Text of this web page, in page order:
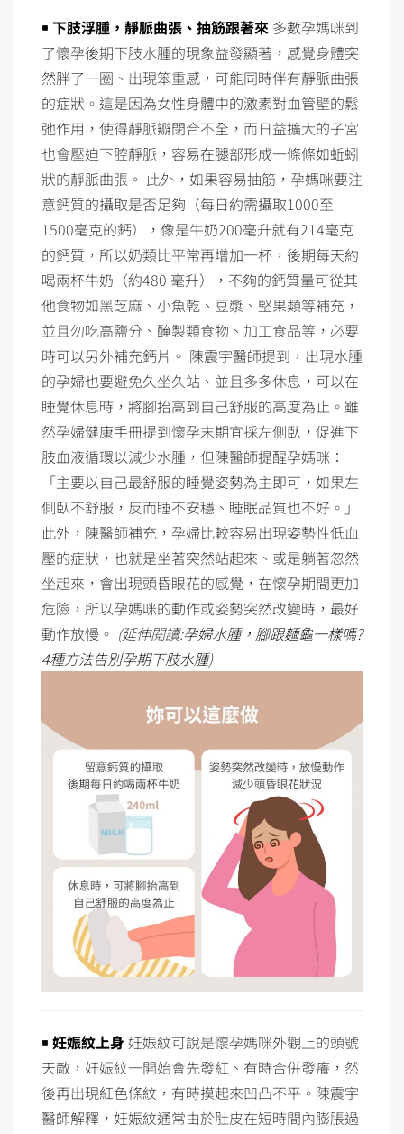
￭ 下肢浮腫，靜脈曲張、抽筋跟著來 多數孕媽咪到
了懷孕後期下肢水腫的現象益發顯著，感覺身體突
然胖了一圈、出現笨重感，可能同時伴有靜脈曲張
的症狀。這是因為女性身體中的激素對血管壁的鬆
弛作用，使得靜脈瓣閉合不全，而日益擴大的子宮
也會壓迫下腔靜脈，容易在腿部形成一條條如蚯蚓
狀的靜脈曲張。 此外，如果容易抽筋，孕媽咪要注
意鈣質的攝取是否足夠（每日約需攝取1000至
1500毫克的鈣），像是牛奶200毫升就有214毫克
的鈣質，所以奶類比平常再增加一杯，後期每天約
喝兩杯牛奶（約480 毫升），不夠的鈣質量可從其
他食物如黑芝麻、小魚乾、豆漿、堅果類等補充，
並且勿吃高鹽分、醃製類食物、加工食品等，必要
時可以另外補充鈣片。 陳震宇醫師提到，出現水腫
的孕婦也要避免久坐久站、並且多多休息，可以在
睡覺休息時，將腳抬高到自己舒服的高度為止。雖
然孕婦健康手冊提到懷孕末期宜採左側臥，促進下
肢血液循環以減少水腫，但陳醫師提醒孕媽咪：
「主要以自己最舒服的睡覺姿勢為主即可，如果左
側臥不舒服，反而睡不安穩、睡眠品質也不好。」
此外，陳醫師補充，孕婦比較容易出現姿勢性低血
壓的症狀，也就是坐著突然站起來、或是躺著忽然
坐起來，會出現頭昏眼花的感覺，在懷孕期間更加
危險，所以孕媽咪的動作或姿勢突然改變時，最好
動作放慢。 (延伸閱讀:孕婦水腫，腳跟麵龜一樣嗎?
4種方法告別孕期下肢水腫)
￭ 妊娠紋上身妊娠紋可說是懷孕媽咪外觀上的頭號
天敵，妊娠紋一開始會先發紅、有時合併發癢，然
後再出現紅色條紋，有時摸起來凹凸不平。陳震宇
醫師解釋，妊娠紋通常由於肚皮在短時間內膨脹過